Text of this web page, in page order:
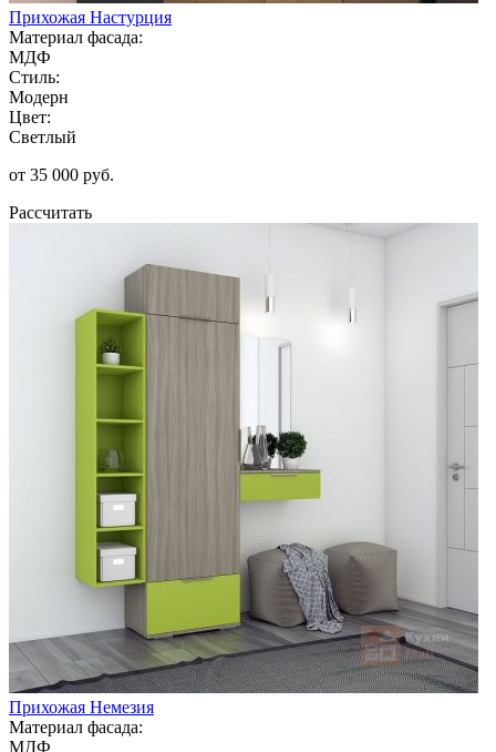
Прихожая Настурция
Материал фасада:
МДФ
Стиль:
Модерн
Цвет:
Светлый
от 35 000 руб.
Рассчитать
Прихожая Немезия
Материал фасада:
МДФ